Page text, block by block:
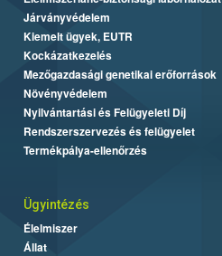
Járványvédelem
Kiemelt ügyek, EUTR
Kockázatkezelés
Mezőgazdasági genetikai erőforrások
Növényvédelem
Nyilvántartási és Felügyeleti Díj
Rendszerszervezés és felügyelet
Termékpálya-ellenőrzés
Ügyintézés
Élelmiszer
Állat